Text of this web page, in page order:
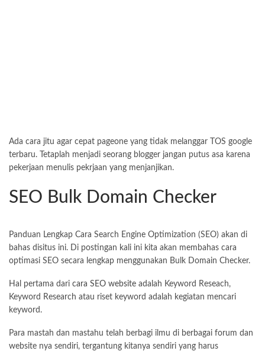
Ada cara jitu agar cepat pageone yang tidak melanggar TOS google
terbaru. Tetaplah menjadi seorang blogger jangan putus asa karena
pekerjaan menulis pekrjaan yang menjanjikan.
SEO Bulk Domain Checker
Panduan Lengkap Cara Search Engine Optimization (SEO) akan di
bahas disitus ini. Di postingan kali ini kita akan membahas cara
optimasi SEO secara lengkap menggunakan Bulk Domain Checker.
Hal pertama dari cara SEO website adalah Keyword Reseach,
Keyword Research atau riset keyword adalah kegiatan mencari
keyword.
Para mastah dan mastahu telah berbagi ilmu di berbagai forum dan
website nya sendiri, tergantung kitanya sendiri yang harus